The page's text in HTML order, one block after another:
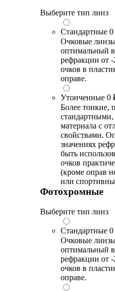
Выберите тип линз
Стандартные
Очковые
оптимальный
рефракции от
очков в
оправе.
Утонченные 0
Более тонкие,
стандартными,
материала с
свойствами.
значениях
быть
очков
(кроме оправ
или
Фотохромные
Выберите тип линз
Стандартные
Очковые
оптимальный
рефракции от
очков в
оправе.